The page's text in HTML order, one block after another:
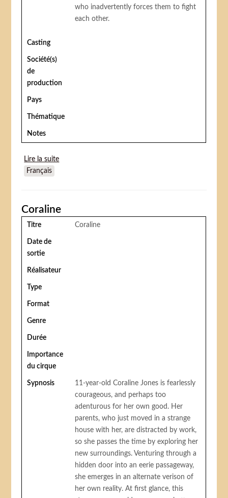
who inadvertently forces them to fight
each other.
Casting
Société(s)
de
production
Pays
Thématique
Notes
Lire la suite
Français
Coraline
Titre Coraline
Date de
sortie
Réalisateur
Type
Format
Genre
Durée
Importance
du cirque
Sypnosis
11-year-old Coraline Jones is fearlessly
courageous, and perhaps too
adenturous for her own good. Her
parents, who just moved in a strange
house with her, are distracted by work,
so she passes the time by exploring her
new surroundings. Venturing through a
hidden door into an eerie passageway,
she emerges in an alternate verison of
her own reality. At first glance, this